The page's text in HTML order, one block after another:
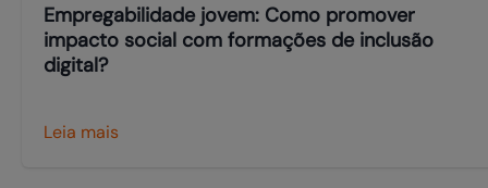
Empregabilidade jovem: Como promover
impacto social com formações de inclusão
digital?
Leia mais